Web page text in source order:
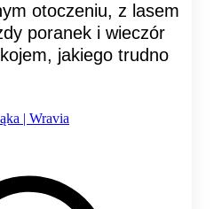
otoczeniu, z lasem
poranek i wieczór
jakiego trudno
| Wravia